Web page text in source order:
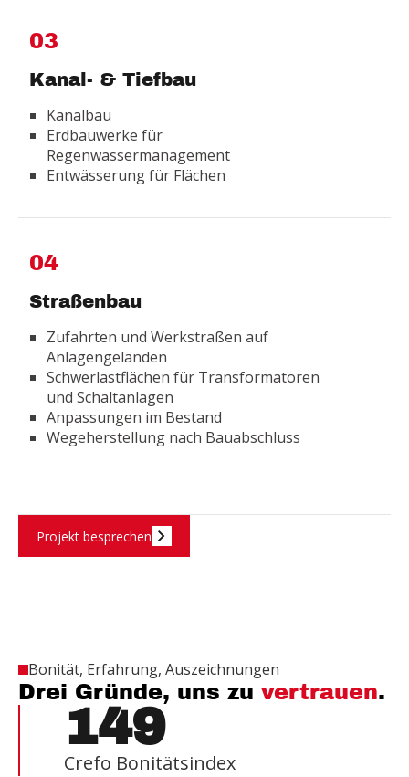
03
Kanal- & Tiefbau
Kanalbau
Erdbauwerke für
Regenwassermanagement
Entwässerung für Flächen
04
Straßenbau
Zufahrten und Werkstraßen auf
Anlagengeländen
Schwerlastflächen für Transformatoren
und Schaltanlagen
Anpassungen im Bestand
Wegeherstellung nach Bauabschluss
Projekt besprechen
Bonität, Erfahrung, Auszeichnungen
Drei Gründe, uns zu vertrauen.
149
Crefo Bonitätsindex